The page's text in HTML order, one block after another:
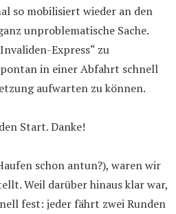
so mobilisiert wieder an den
unproblematische Sache.
Express“ zu
in einer Abfahrt schnell
aufwarten zu können.
Start. Danke!
schon antun?), waren wir
Weil darüber hinaus klar war,
fest: jeder fährt zwei Runden